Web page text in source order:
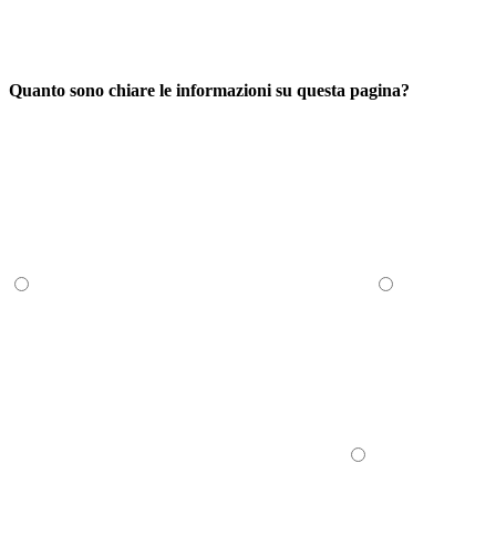
Quanto sono chiare le informazioni su questa pagina?